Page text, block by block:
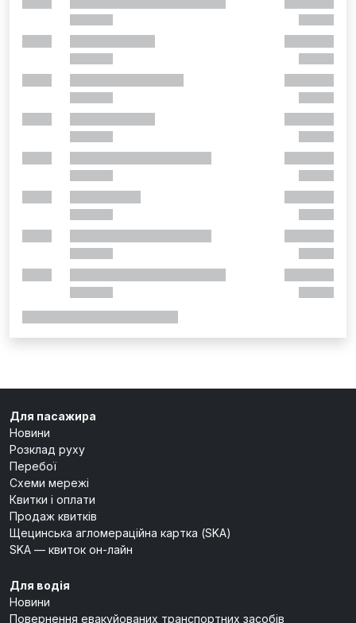
Для пасажира
Новини
Розклад руху
Перебої
Схеми мережі
Квитки і оплати
Продаж квитків
Щецинська агломераційна картка (SKA)
SKA — квиток он-лайн
Для водія
Новини
Повернення евакуйованих транспортних засобів